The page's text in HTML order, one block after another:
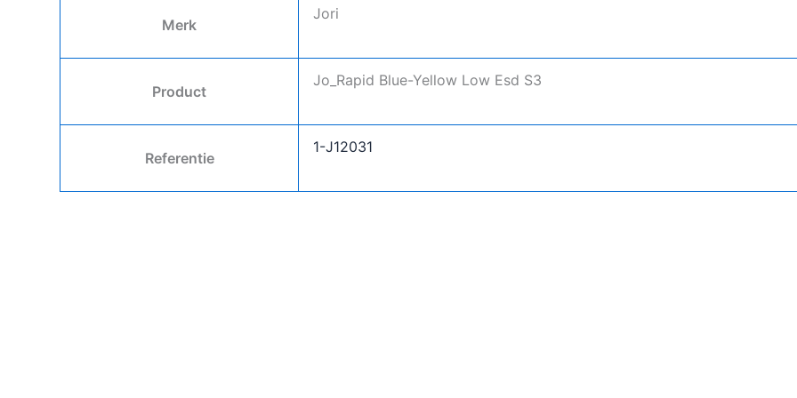
Merk
Jori
Product
Jo_Rapid Blue-Yellow Low Esd S3
Referentie
1-J12031